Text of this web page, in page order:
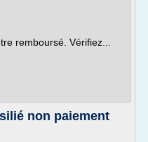
remboursé. Vérifiez...
non paiement